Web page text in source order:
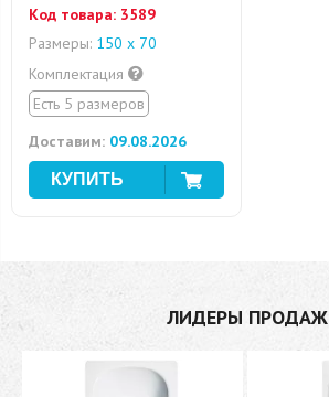
Код товара: 3589
Размеры: 150 х 70
Комплектация
Есть 5 размеров
Доставим: 09.08.2026
ЛИДЕРЫ ПРОДАЖ